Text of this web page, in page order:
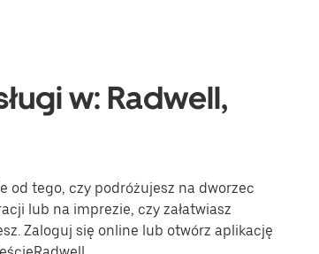
w: Radwell,
od tego, czy podróżujesz na dworzec
lub na imprezie, czy załatwiasz
Zaloguj się online lub otwórz aplikację